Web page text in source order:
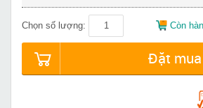
Chọn số lượng: Còn
Đặt mua